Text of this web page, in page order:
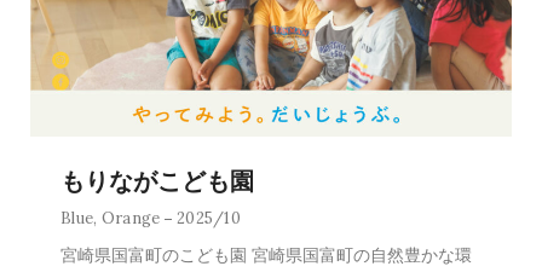
もりながこども園
Blue, Orange 2025/10
宮崎県国富町のこども園 宮崎県国富町の自然豊かな環